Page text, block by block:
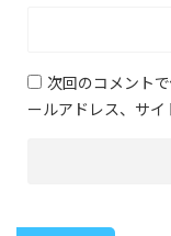
次回のコメント
ールアドレス、サイ